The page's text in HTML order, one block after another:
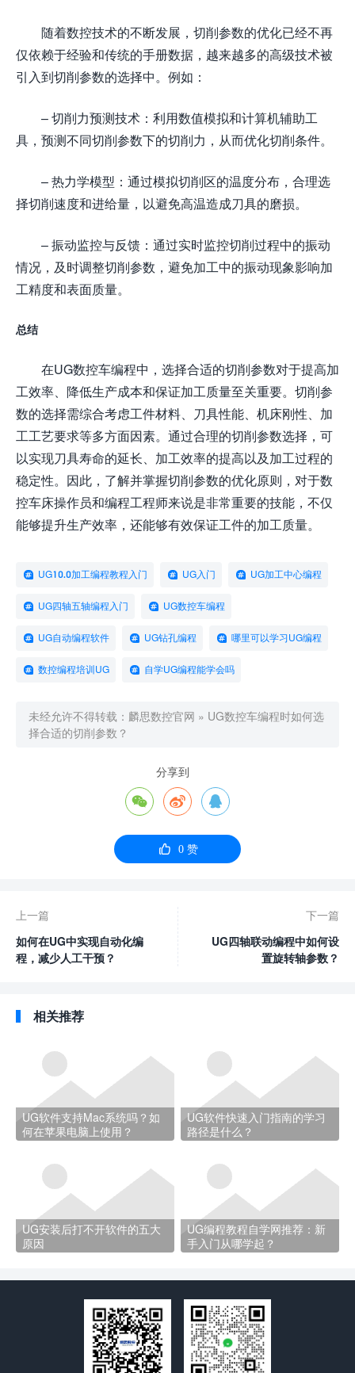
随着数控技术的不断发展，切削参数的优化已经不再
仅依赖于经验和传统的手册数据，越来越多的高级技术被
引入到切削参数的选择中。例如：
– 切削力预测技术：利用数值模拟和计算机辅助工
具，预测不同切削参数下的切削力，从而优化切削条件。
– 热力学模型：通过模拟切削区的温度分布，合理选
择切削速度和进给量，以避免高温造成刀具的磨损。
– 振动监控与反馈：通过实时监控切削过程中的振动
情况，及时调整切削参数，避免加工中的振动现象影响加
工精度和表面质量。
总结
在UG数控车编程中，选择合适的切削参数对于提高加
工效率、降低生产成本和保证加工质量至关重要。切削参
数的选择需综合考虑工件材料、刀具性能、机床刚性、加
工工艺要求等多方面因素。通过合理的切削参数选择，可
以实现刀具寿命的延长、加工效率的提高以及加工过程的
稳定性。因此，了解并掌握切削参数的优化原则，对于数
控车床操作员和编程工程师来说是非常重要的技能，不仅
能够提升生产效率，还能够有效保证工件的加工质量。
UG10.0加工编程教程入门 UG入门 UG加工中心编程
UG四轴五轴编程入门 UG数控车编程
UG自动编程软件 UG钻孔编程 哪里可以学习UG编程
数控编程培训UG 自学UG编程能学会吗
未经允许不得转载： 麟思数控官网 » UG数控车编程时如何选
择合适的切削参数？
分享到
  
 0赞
上一篇
如何在UG中实现自动化编
程，减少人工干预？
下一篇
UG四轴联动编程中如何设
置旋转轴参数？
相关推荐
UG软件支持Mac系统吗？如
何在苹果电脑上使用？
UG软件快速入门指南的学习
路径是什么？
UG安装后打不开软件的五大
原因
UG编程教程自学网推荐：新
手入门从哪学起？